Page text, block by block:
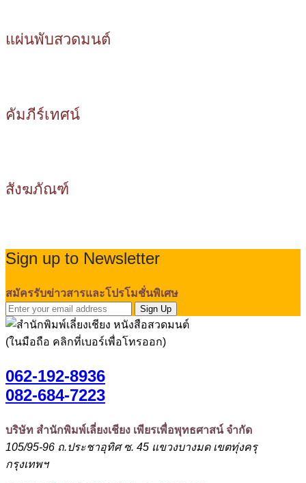
แผ่นพับสวดมนต์
คัมภีร์เทศน์
สังฆภัณฑ์
Sign up to Newsletter
สมัครรับข่าวสารและโปรโมชั่นพิเศษ
Sign Up
(ในมือถือ คลิกที่เบอร์เพื่อโทรออก)
062-192-8936
082-684-7223
บริษัท สำนักพิมพ์เลี่ยงเชียง เพียรเพื่อพุทธศาสน์ จำกัด
105/95-96 ถ.ประชาอุทิศ ซ. 45 แขวงบางมด เขตทุ่งครุ
กรุงเทพฯ